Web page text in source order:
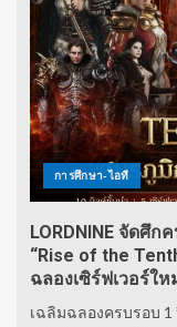
การศึกษา-ไอที
LORDNINE จัดศึ
“Rise of the
ฉลองเซิร์ฟเวอร์ให
เฉลิมฉลองครบรอบ 1